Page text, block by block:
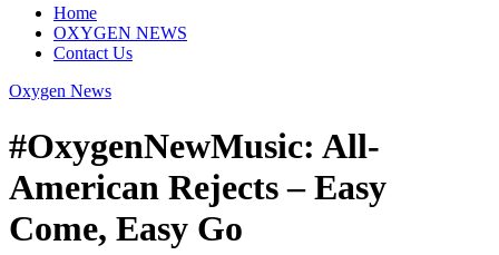
Home
OXYGEN NEWS
Contact Us
Oxygen News
#OxygenNewMusic: All-
American Rejects – Easy
Come, Easy Go